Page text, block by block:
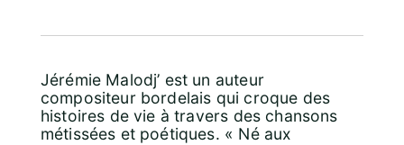
Jérémie Malodj’ est un auteur
compositeur bordelais qui croque des
histoires de vie à travers des chansons
métissées et poétiques. « Né aux